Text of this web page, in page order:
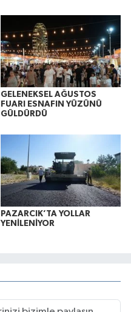
GELENEKSEL AĞUSTOS
FUARI ESNAFIN YÜZÜNÜ
GÜLDÜRDÜ
PAZARCIK’TA YOLLAR
YENİLENİYOR